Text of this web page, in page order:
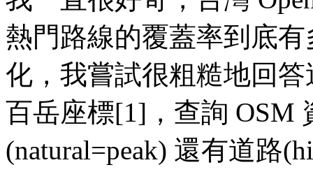
熱門路線的覆蓋率到底
化，我嘗試很粗糙地回
百岳座標[1]，查詢 OSM
(natural=peak) 還有道路